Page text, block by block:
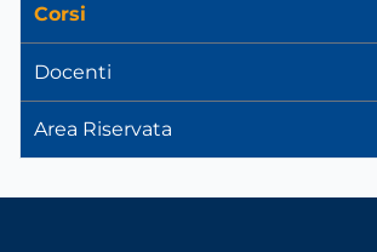
Corsi
Docenti
Area Riservata